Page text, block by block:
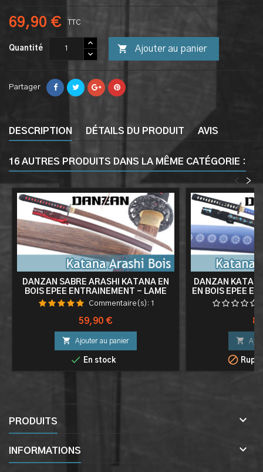
69,90 € TTC
Quantité  Ajouter au panier
Partager
DESCRIPTION DÉTAILS DU PRODUIT AVIS
16 AUTRES PRODUITS DANS LA MÊME CATÉGORIE :
>
<
DANZAN SABRE ARASHI KATANA EN
BOIS EPEE ENTRAINEMENT - LAME
BOIS
Commentaire(s): 1
Prix
59,90 €
 Ajouter au panier
 En stock
DANZAN
EN BOIS EPEE


PRODUITS 
INFORMATIONS 